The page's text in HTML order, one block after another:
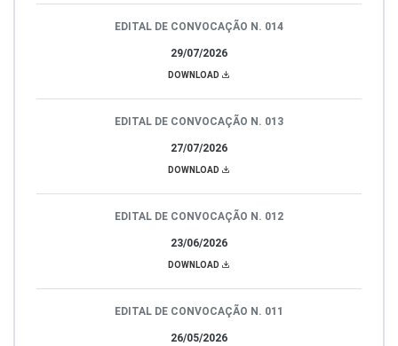
29/07/2026
EDITAL DE CONVOCAÇÃO N. 014
DOWNLOAD
27/07/2026
EDITAL DE CONVOCAÇÃO N. 013
DOWNLOAD
23/06/2026
EDITAL DE CONVOCAÇÃO N. 012
DOWNLOAD
26/05/2026
EDITAL DE CONVOCAÇÃO N. 011